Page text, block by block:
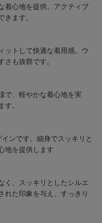
着心地を提供。アクティブ
きます。
ットして快適な着用感。ウ
さも抜群です。
で、軽やかな着心地を実
。
ンです。細身でスッキリと
地を提供します
く、スッキリとしたシルエ
れた印象を与え、すっきり